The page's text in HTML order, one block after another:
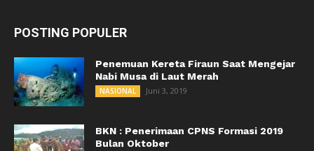
POSTING POPULER
Penemuan Kereta Firaun Saat Mengejar
Nabi Musa di Laut Merah
NASIONAL Juni 3, 2019
BKN : Penerimaan CPNS Formasi 2019
Bulan Oktober